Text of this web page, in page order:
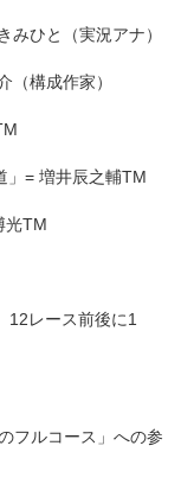
みひと（実況アナ）
（構成作家）
」= 増井辰之輔TM
光TM
12レース前後に1
フルコース」への参